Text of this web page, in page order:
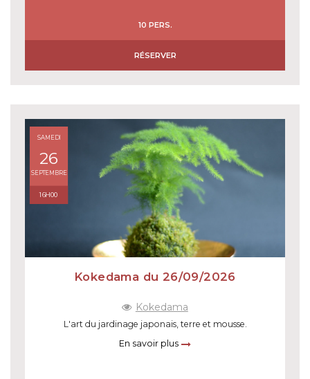
10 PERS.
RÉSERVER
SAMEDI
26
SEPTEMBRE
16H00
Kokedama du 26/09/2026
Kokedama
L'art du jardinage japonais, terre et mousse.
En savoir plus